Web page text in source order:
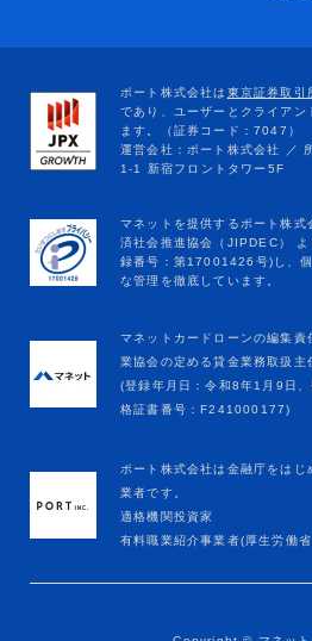
マネットカードローンの編集
業協会の定める貸金業務取扱主
(登録年月日：令和8年1月9日
格証書番号：F241000177)
ポート株式会社は金融庁をは
業者です。
適格機関投資家
有料職業紹介事業者(厚生労働